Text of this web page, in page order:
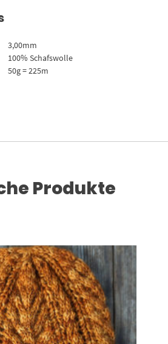
3,00mm
100% Schafswolle
50g = 225m
Produkte
Dieses Produkt weist mehrere Varianten auf. Die Optionen können auf der Produktseite gewählt werden